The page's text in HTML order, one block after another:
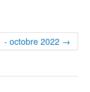
- octobre 2022 →